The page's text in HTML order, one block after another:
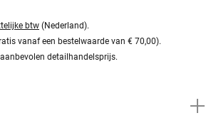
btw (Nederland).
vanaf een bestelwaarde van € 70,00).
detailhandelsprijs.